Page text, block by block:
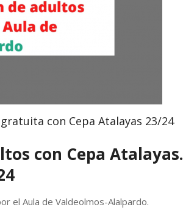
con Cepa Atalayas 23/24
con Cepa Atalayas.
el Aula de Valdeolmos-Alalpardo.